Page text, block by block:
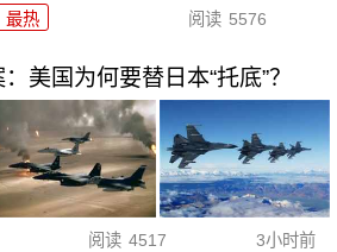
最热 阅读 5576
美国为何要替日本“托底”？
阅读 4517 3小时前